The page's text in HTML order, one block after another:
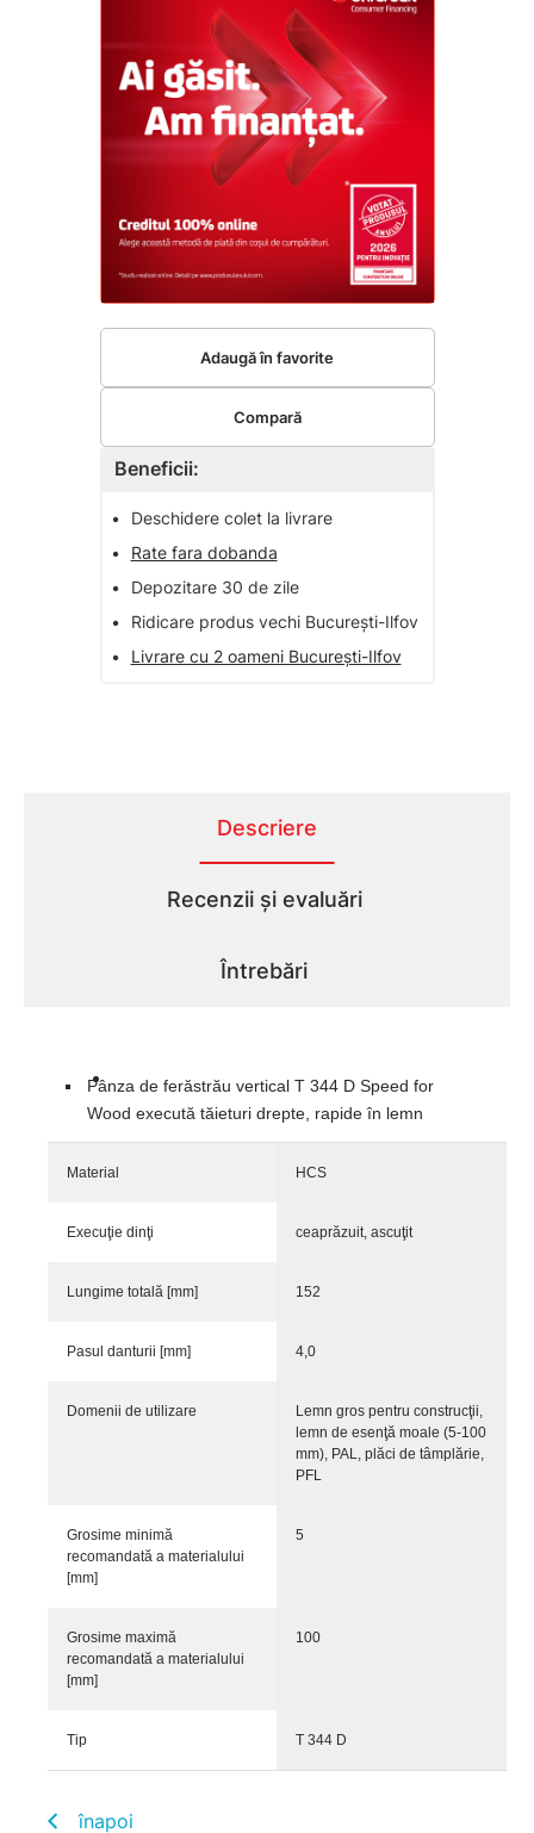
Beneficii:
•
Deschidere colet la livrare
•
Rate fara dobanda
•
Depozitare 30 de zile
•
Ridicare produs vechi București-Ilfov
•
Livrare cu 2 oameni București-Ilfov
Adaugă în favorite
Compară
Descriere
Recenzii și evaluări
Întrebări
Pânza de ferăstrău vertical T 344 D Speed for
Wood execută tăieturi drepte, rapide în lemn
Material HCS
Execuţie dinţi ceaprăzuit, ascuţit
Lungime totală [mm] 152
Pasul danturii [mm] 4,0
Domenii de utilizare
Lemn gros pentru construcţii,
lemn de esenţă moale (5-100
mm), PAL, plăci de tâmplărie,
PFL
Grosime minimă
recomandată a materialului
[mm]
5
Grosime maximă
recomandată a materialului
[mm]
100
Tip T 344 D
înapoi